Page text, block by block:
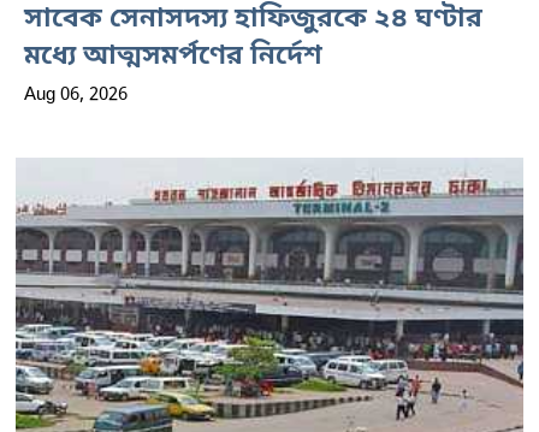
সাবেক সেনাসদস্য হাফিজুরকে ২৪ ঘণ্টার
মধ্যে আত্মসমর্পণের নির্দেশ
Aug 06, 2026